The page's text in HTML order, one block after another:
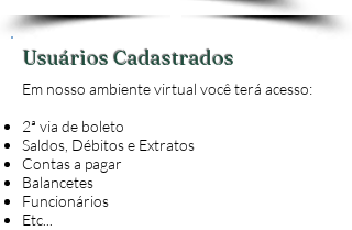
Usuários Cadastrados
Em nosso ambiente virtual você terá acesso:
2ª via de boleto
Saldos, Débitos e Extratos
Contas a pagar
Balancetes
Funcionários
Etc...